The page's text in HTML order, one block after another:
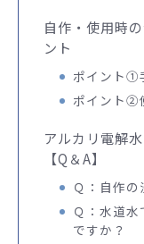
自作・使用時
ント
ポイント①
ポイント②
アルカリ電解
【Q＆A】
Ｑ：自作
Ｑ：水道
ですか？